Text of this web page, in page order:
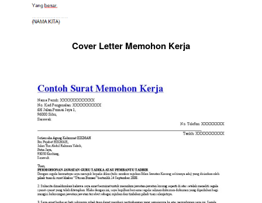
Cover Letter Memohon Kerja